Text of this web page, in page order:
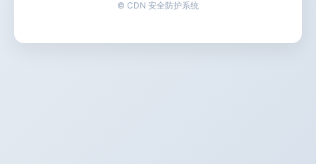
© CDN 安全防护系统